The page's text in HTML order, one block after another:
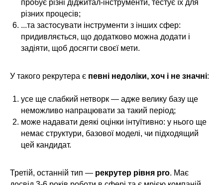
пробує різні діджитал-інструменти, тестує їх для
різних процесів;
...та застосувати інструменти з інших сфер:
придивляється, що додатково можна додати і
задіяти, щоб досягти своєї мети.
У такого рекрутера є певні недоліки, хоч і не значні:
усе ще слабкий нетворк — адже велику базу ще
неможливо напрацювати за такий період;
може надавати деякі оцінки інтуїтивно: у нього ще
немає структури, базової моделі, чи підходящий
цей кандидат.
Третій, останній тип — рекрутер рівня pro. Має